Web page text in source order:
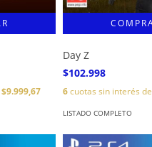
$9.999,67
Day Z
$102.998
6cuotas sin interés de
LISTADO COMPLETO